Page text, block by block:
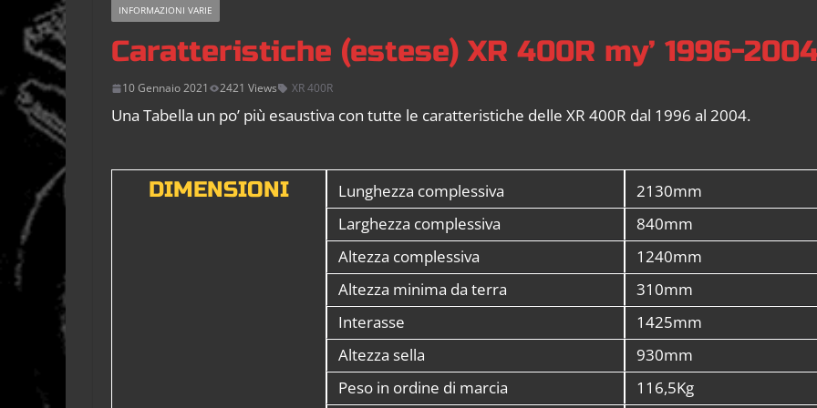
INFORMAZIONI VARIE
Caratteristiche (estese) XR 400R my’ 1996-
10 Gennaio 2021 2421 Views XR 400R
Una Tabella un po’ più esaustiva con tutte le caratteristiche delle XR 400R dal 1996 al 2004.
DIMENSIONI Lunghezza complessiva
2130mm
Larghezza complessiva
840mm
Altezza complessiva
1240mm
Altezza minima da terra
310mm
Interasse
1425mm
Altezza sella
930mm
Peso in ordine di marcia
116,5Kg